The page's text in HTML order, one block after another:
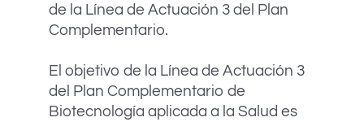
de la Línea de Actuación 3 del Plan
Complementario.
El objetivo de la Línea de Actuación 3
del Plan Complementario de
Biotecnología aplicada a la Salud es